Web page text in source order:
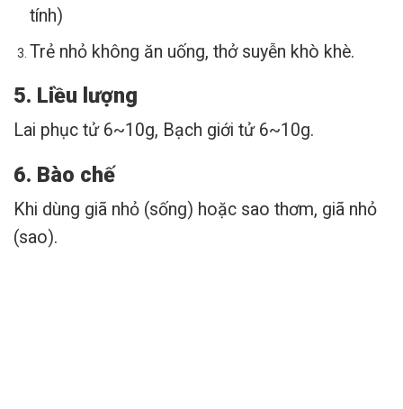
tính)
Trẻ nhỏ không ăn uống, thở suyễn khò khè.
5. Liều lượng
Lai phục tử 6~10g, Bạch giới tử 6~10g.
6. Bào chế
Khi dùng giã nhỏ (sống) hoặc sao thơm, giã nhỏ
(sao).